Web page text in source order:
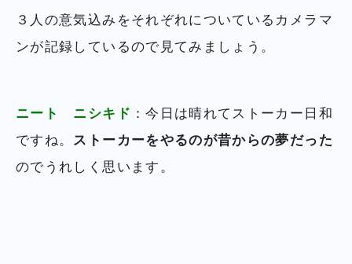
３人の意気込みをそれぞれについているカメラマ
ンが記録しているので見てみましょう。
ニート ニシキド ：今日は晴れてストーカー日和
ですね。 ストーカーをやるのが昔からの夢だった
のでうれしく思います。